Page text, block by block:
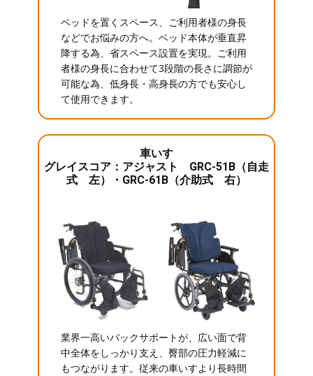
ベッドを置くスペース、ご利用者様の身長
などでお悩みの方へ。ベッド本体が垂直昇
降する為、省スペース設置を実現。ご利用
者様の身長に合わせて3段階の長さに調節が
可能な為、低身長・高身長の方でも安心し
て使用できます。
車いす
グレイスコア：アジャスト GRC-51B（自走
式 左）・GRC-61B（介助式 右）
業界一高いバックサポートが、広い面で背
中全体をしっかり支え、臀部の圧力軽減に
もつながります。従来の車いすより長時間